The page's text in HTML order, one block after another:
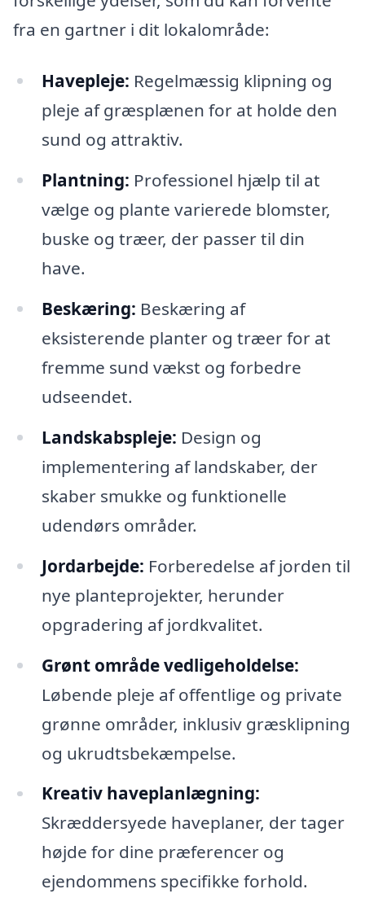
fra en gartner i dit lokalområde:
Havepleje: Regelmæssig klipning og
pleje af græsplænen for at holde den
sund og attraktiv.
Plantning: Professionel hjælp til at
vælge og plante varierede blomster,
buske og træer, der passer til din
have.
Beskæring: Beskæring af
eksisterende planter og træer for at
fremme sund vækst og forbedre
udseendet.
Landskabspleje: Design og
implementering af landskaber, der
skaber smukke og funktionelle
udendørs områder.
Jordarbejde: Forberedelse af jorden til
nye planteprojekter, herunder
opgradering af jordkvalitet.
Grønt område vedligeholdelse:
Løbende pleje af offentlige og private
grønne områder, inklusiv græsklipning
og ukrudtsbekæmpelse.
Kreativ haveplanlægning:
Skræddersyede haveplaner, der tager
højde for dine præferencer og
ejendommens specifikke forhold.